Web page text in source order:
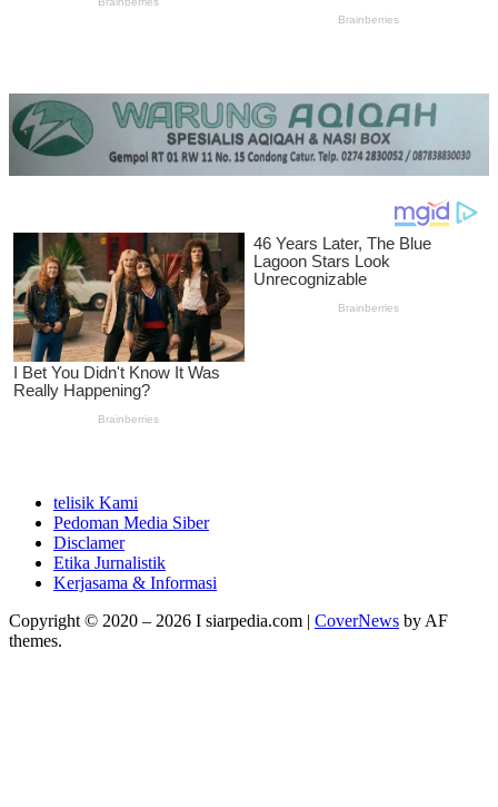
telisik Kami
Pedoman Media Siber
Disclamer
Etika Jurnalistik
Kerjasama & Informasi
Copyright © 2020 – 2026 I siarpedia.com | CoverNews by AF
themes.